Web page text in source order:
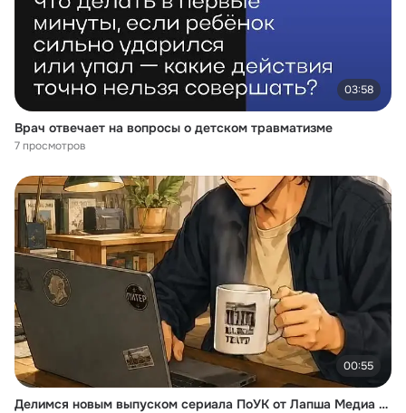
03:58
Врач отвечает на вопросы о детском травматизме
7 просмотров
00:55
Делимся новым выпуском сериала ПоУК от Лапша Медиа и УБК МВД России